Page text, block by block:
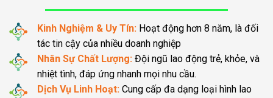
Kinh Nghiệm & Uy Tín: Hoạt động hơn 8 năm, là đối
tác tin cậy của nhiều doanh nghiệp
Nhân Sự Chất Lượng: Đội ngũ lao động trẻ, khỏe, và
nhiệt tình, đáp ứng nhanh mọi nhu cầu.
Dịch Vụ Linh Hoạt: Cung cấp đa dạng loại hình lao